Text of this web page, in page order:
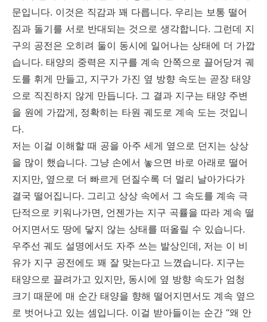
문입니다. 이것은 직감과 꽤 다릅니다. 우리는 보통 떨어
짐과 돌기를 서로 반대되는 것으로 생각합니다. 그런데 지
구의 공전은 오히려 둘이 동시에 일어나는 상태에 더 가깝
습니다. 태양의 중력은 지구를 계속 안쪽으로 끌어당겨 궤
도를 휘게 만들고, 지구가 가진 옆 방향 속도는 곧장 태양
으로 직진하지 않게 만듭니다. 그 결과 지구는 태양 주변
을 원에 가깝게, 정확히는 타원 궤도로 계속 도는 것입니
다.
저는 이걸 이해할 때 공을 아주 세게 옆으로 던지는 상상
을 많이 했습니다. 그냥 손에서 놓으면 바로 아래로 떨어
지지만, 옆으로 더 빠르게 던질수록 더 멀리 날아가다가
결국 떨어집니다. 그리고 상상 속에서 그 속도를 계속 극
단적으로 키워나가면, 언젠가는 지구 곡률을 따라 계속 떨
어지면서도 땅에 닿지 않는 상태를 떠올릴 수 있습니다.
우주선 궤도 설명에서도 자주 쓰는 발상인데, 저는 이 비
유가 지구 공전에도 꽤 잘 맞는다고 느꼈습니다. 지구는
태양으로 끌려가고 있지만, 동시에 옆 방향 속도가 엄청
크기 때문에 매 순간 태양을 향해 떨어지면서도 계속 옆으
로 벗어나고 있는 셈입니다. 이걸 받아들이는 순간 “왜 안